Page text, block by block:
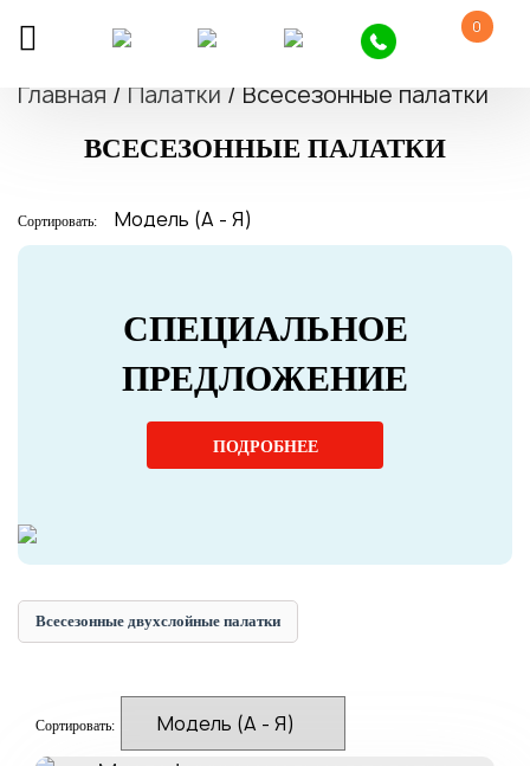
0
Главная / Палатки / Всесезонные палатки
ВСЕСЕЗОННЫЕ ПАЛАТКИ
Сортировать:
СПЕЦИАЛЬНОЕ
ПРЕДЛОЖЕНИЕ
ПОДРОБНЕЕ
Всесезонные двухслойные палатки
Сортировать: